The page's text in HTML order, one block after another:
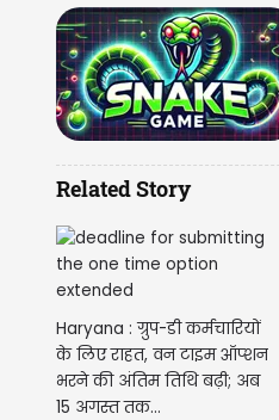
Related Story
Haryana : ग्रुप-डी कर्मचारियों
के लिए राहत, वन टाइम ऑप्शन
भरने की अंतिम तिथि बढ़ी; अब
15 अगस्त तक...